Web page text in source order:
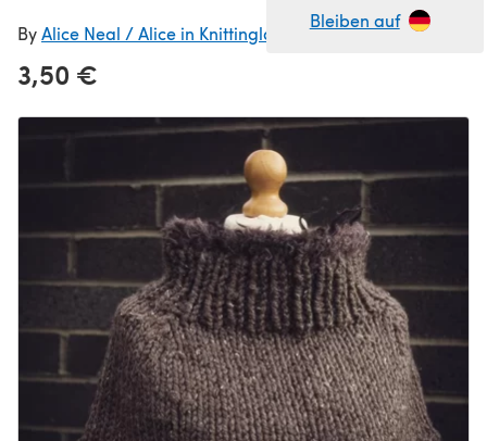
Bleiben auf
ByAlice Neal / Alice in Knittingland
3,50 €